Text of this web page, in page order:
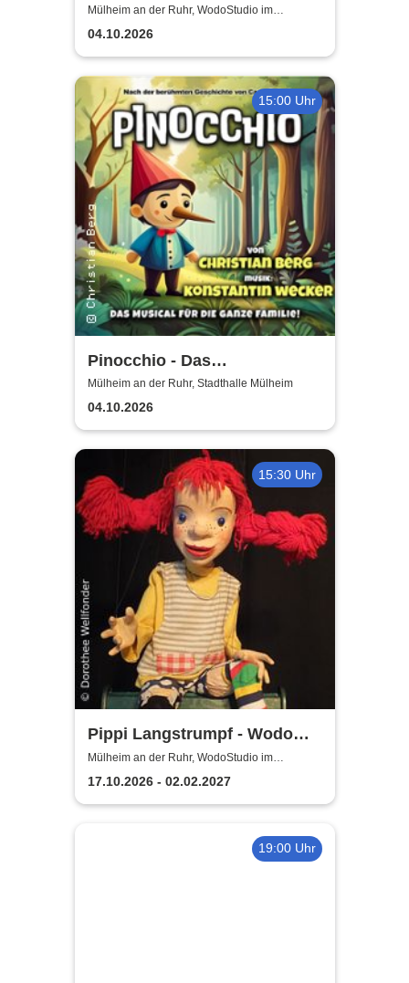
für alle ab 4 Jahren
Mülheim an der Ruhr, WodoStudio im
Ringlokschuppen Ruhr
04.10.2026
15:00 Uhr
Pinocchio - Das
Kindermusical: Nach der
berühmten Geschichte von
Carlo Collodi
Mülheim an der Ruhr, Stadthalle Mülheim
04.10.2026
15:30 Uhr
Pippi Langstrumpf - Wodo
Puppenspiel
Mülheim an der Ruhr, WodoStudio im
Ringlokschuppen Ruhr
17.10.2026 - 02.02.2027
19:00 Uhr